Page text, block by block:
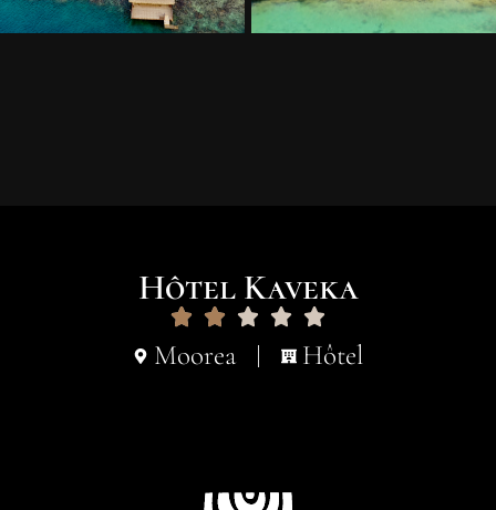
Hôtel Kaveka
Moorea Hôtel